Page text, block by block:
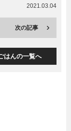
2021.03.04
次の記事
はんの一覧へ